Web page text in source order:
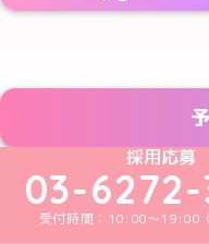
めいど
め
採用応募
03-6272-
受付時間：10:00～19:00